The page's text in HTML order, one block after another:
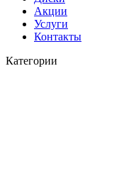
Акции
Услуги
Контакты
Категории